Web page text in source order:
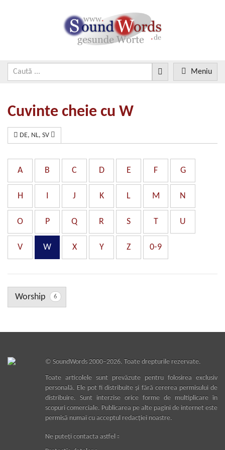
Meniu
Cuvinte cheie cu W
DE, NL, SV
A B C D E F G
H I J K L M N
O P Q R S T U
V W X Y Z 0-9
Worship 6
© SoundWords2000–2026. Toate drepturile rezervate.
Toate articolele sunt prevăzute pentru folosirea exclusiv
personală. Ele pot fi distribuite şi fără cererea permisului de
distribuire. Sunt interzise orice forme de multiplicare în
scopuri comerciale. Publicarea pe alte pagini de internet este
permisă numai cu acceptul redacţiei noastre.
Ne puteţi contacta astfel